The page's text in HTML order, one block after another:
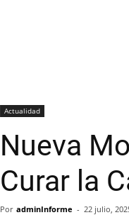
Actualidad
Nueva
Curar la
Por adminInforme - 22 julio,